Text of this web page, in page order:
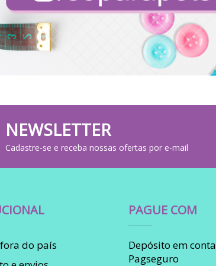
NEWSLETTER
Cadastre-se e receba nossas ofertas por e-mail
do país
PAGUE COM
Depósito em conta
Pagseguro